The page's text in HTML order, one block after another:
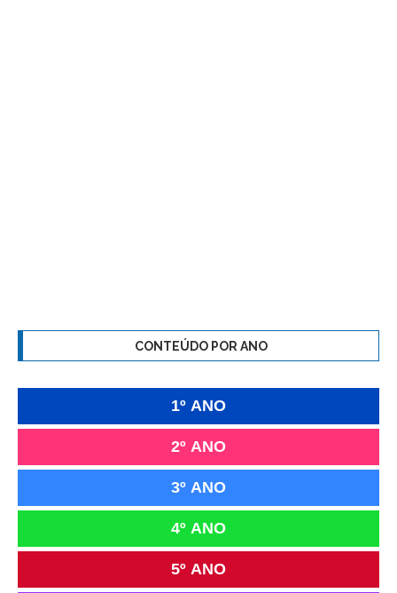
CONTEÚDO POR ANO
1º ANO
2º ANO
3º ANO
4º ANO
5º ANO